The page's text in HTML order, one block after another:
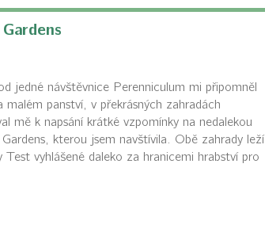
jedné návštěvnice Perenniculum mi připomněl
malém panství, v překrásných zahradách
mě k napsání krátké vzpomínky na nedalekou
kterou jsem navštívila. Obě zahrady leží
vyhlášené daleko za hranicemi hrabství pro